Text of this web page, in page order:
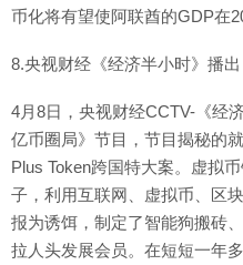
币化将有望使阿联酋的GDP在
8.央视财经《经济半小时》播
4月8日，央视财经CCTV-《经
亿币圈局》节目，节目揭秘的
Plus Token跨国特大案。虚拟
子，利用互联网、虚拟币、区
报为诱饵，制定了智能狗搬砖
拉人头发展会员。在短短一年